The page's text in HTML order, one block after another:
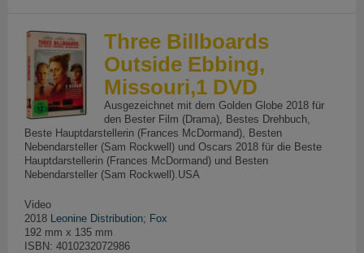
Three Billboards
Outside Ebbing,
Missouri,1 DVD
Ausgezeichnet mit dem Golden Globe 2018 für
den Bester Film (Drama), Bestes Drehbuch,
Beste Hauptdarstellerin (Frances McDormand), Besten
Nebendarsteller (Sam Rockwell) und Oscars 2018 für die Beste
Hauptdarstellerin (Frances McDormand) und Besten
Nebendarsteller (Sam Rockwell).USA
Video
2018 Leonine Distribution; Fox
192 mm x 135 mm
ISBN: 4010232072986